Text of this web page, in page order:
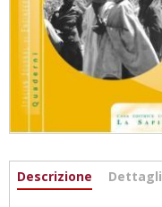
Informazioni
Descrizione (active
Dettagli